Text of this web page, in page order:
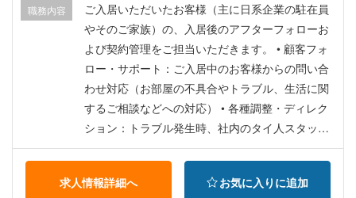
職務内容
ご入居いただいたお客様（主に日系企業の駐在員
やそのご家族）の、入居後のアフターフォローお
よび契約管理をご担当いただきます。 • 顧客フォ
ロー・サポート：ご入居中のお客様からの問い合
わせ対応（お部屋の不具合やトラブル、生活に関
するご相談などへの対応） • 各種調整・ディレク
ション：トラブル発生時、社内のタイ人スタッフ
や現地ローカルのオーナー（大家）様、修理業者
との連携・手配の指示 • 契約管理： 入居・退去・
更新時の手続き、書類作成、顧客情報のシステム
求人情報詳細へ お気に入りに追加